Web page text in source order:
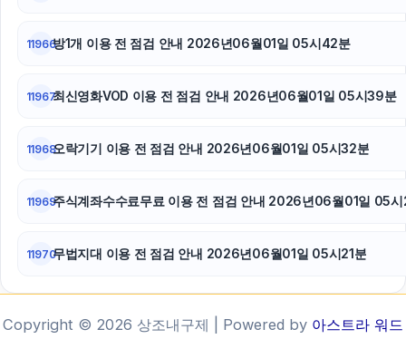
11966방1개 이용 전 점검 안내 2026년06월01일 05시42분
11967최신영화VOD 이용 전 점검 안내 2026년06월01일 05시39분
11968오락기기 이용 전 점검 안내 2026년06월01일 05시32분
11969주식계좌수수료무료 이용 전 점검 안내 2026년06월01일 05
11970무법지대 이용 전 점검 안내 2026년06월01일 05시21분
Copyright © 2026 상조내구제 | Powered by 아스트라 워드